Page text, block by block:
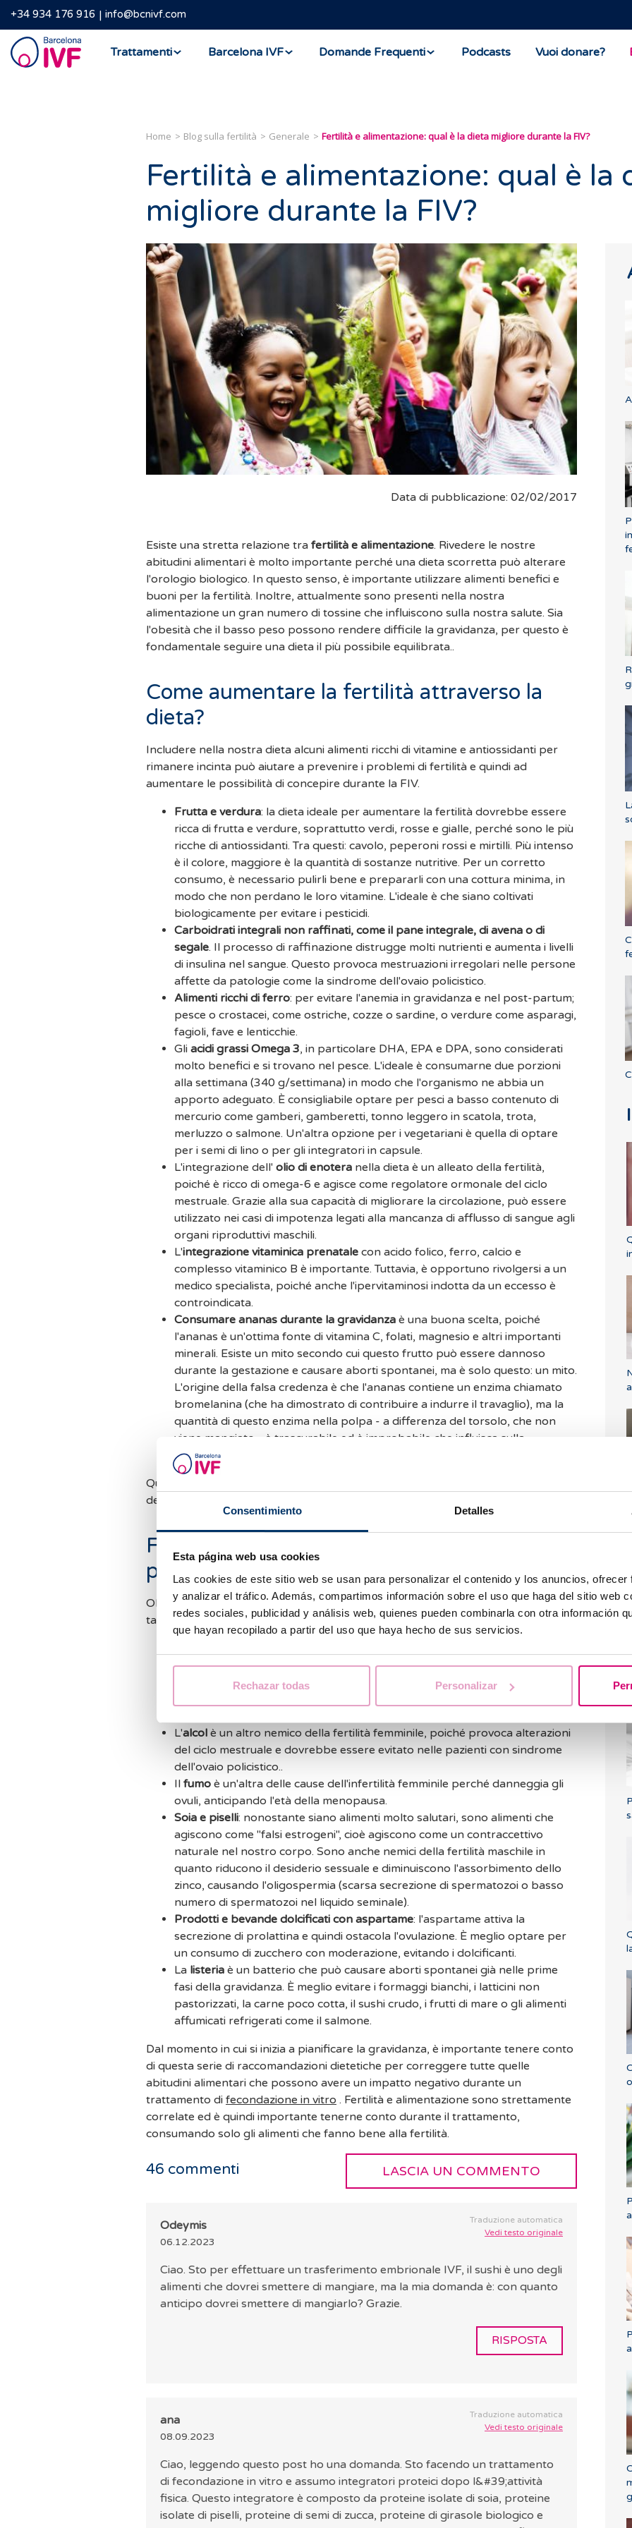
Consentimiento Detalles
Esta página web usa cookies
Las cookies de este sitio web se usan para personalizar el contenido y los anuncios,
y analizar el tráfico. Además, compartimos información sobre el uso que haga del sitio web
redes sociales, publicidad y análisis web, quienes pueden combinarla con otra información
que hayan recopilado a partir del uso que haya hecho de sus servicios.
Rechazar todas Personalizar
+34 934 176 916 info@bcnivf.com
Barcelona
IVF
Trattamenti Barcelona IVF Domande Frequenti Podcasts Vuoi donare?
Home Blog sulla fertilità Generale Fertilità e alimentazione: qual è la dieta migliore durante la FIV?
Fertilità e alimentazione: qual è la
migliore durante la FIV?
Data di pubblicazione: 02/02/2017
Esiste una stretta relazione tra fertilità e alimentazione. Rivedere le nostre
abitudini alimentari è molto importante perché una dieta scorretta può alterare
l'orologio biologico. In questo senso, è importante utilizzare alimenti benefici e
buoni per la fertilità. Inoltre, attualmente sono presenti nella nostra
alimentazione un gran numero di tossine che influiscono sulla nostra salute. Sia
l'obesità che il basso peso possono rendere difficile la gravidanza, per questo è
fondamentale seguire una dieta il più possibile equilibrata..
Come aumentare la fertilità attraverso la
dieta?
Includere nella nostra dieta alcuni alimenti ricchi di vitamine e antiossidanti per
rimanere incinta può aiutare a prevenire i problemi di fertilità e quindi ad
aumentare le possibilità di concepire durante la FIV.
Frutta e verdura: la dieta ideale per aumentare la fertilità dovrebbe essere
ricca di frutta e verdure, soprattutto verdi, rosse e gialle, perché sono le più
ricche di antiossidanti. Tra questi: cavolo, peperoni rossi e mirtilli. Più intenso
è il colore, maggiore è la quantità di sostanze nutritive. Per un corretto
consumo, è necessario pulirli bene e prepararli con una cottura minima, in
modo che non perdano le loro vitamine. L'ideale è che siano coltivati
biologicamente per evitare i pesticidi.
Carboidrati integrali non raffinati, come il pane integrale, di avena o di
segale. Il processo di raffinazione distrugge molti nutrienti e aumenta i livelli
di insulina nel sangue. Questo provoca mestruazioni irregolari nelle persone
affette da patologie come la sindrome dell'ovaio policistico.
Alimenti ricchi di ferro: per evitare l'anemia in gravidanza e nel post-partum;
pesce o crostacei, come ostriche, cozze o sardine, o verdure come asparagi,
fagioli, fave e lenticchie.
Gli acidi grassi Omega 3, in particolare DHA, EPA e DPA, sono considerati
molto benefici e si trovano nel pesce. L'ideale è consumarne due porzioni
alla settimana (340 g/settimana) in modo che l'organismo ne abbia un
apporto adeguato. È consigliabile optare per pesci a basso contenuto di
mercurio come gamberi, gamberetti, tonno leggero in scatola, trota,
merluzzo o salmone. Un'altra opzione per i vegetariani è quella di optare
per i semi di lino o per gli integratori in capsule.
L'integrazione dell' olio di enotera nella dieta è un alleato della fertilità,
poiché è ricco di omega-6 e agisce come regolatore ormonale del ciclo
mestruale. Grazie alla sua capacità di migliorare la circolazione, può essere
utilizzato nei casi di impotenza legati alla mancanza di afflusso di sangue agli
organi riproduttivi maschili.
L'integrazione vitaminica prenatale con acido folico, ferro, calcio e
complesso vitaminico B è importante. Tuttavia, è opportuno rivolgersi a un
medico specialista, poiché anche l'ipervitaminosi indotta da un eccesso è
controindicata.
Consumare ananas durante la gravidanza è una buona scelta, poiché
l'ananas è un'ottima fonte di vitamina C, folati, magnesio e altri importanti
minerali. Esiste un mito secondo cui questo frutto può essere dannoso
durante la gestazione e causare aborti spontanei, ma è solo questo: un mito.
L'origine della falsa credenza è che l'ananas contiene un enzima chiamato
bromelanina (che ha dimostrato di contribuire a indurre il travaglio), ma la
quantità di questo enzima nella polpa - a differenza del torsolo, che non
viene mangiato - è trascurabile ed è improbabile che influisca sulla
gravidanza.
Questi alimenti sono una scelta eccellente sia per favorire l'impianto
dell'embrione e l'ovulazione, sia perchè sani ed equilibrati.
Fertilità e alimentazione: quali alimenti
possono essere dannosi?
Oltre a integrare nuovi alimenti, è importante limitarne altri come caffè, alcol e
tabacco. Fertilità e alimentazione sono correlate e quindi è importante evitarle:
fertilità. A causa del suo effetto vasocostrittore sul sangue, può ostacolare
l'impianto dell'embrione nell'utero. È inoltre importante evitare grandi
L'alcol è un altro nemico della fertilità femminile, poiché provoca alterazioni
del ciclo mestruale e dovrebbe essere evitato nelle pazienti con sindrome
dell'ovaio policistico..
Il fumo è un'altra delle cause dell'infertilità femminile perché danneggia gli
ovuli, anticipando l'età della menopausa.
Soia e piselli: nonostante siano alimenti molto salutari, sono alimenti che
agiscono come "falsi estrogeni", cioè agiscono come un contraccettivo
naturale nel nostro corpo. Sono anche nemici della fertilità maschile in
quanto riducono il desiderio sessuale e diminuiscono l'assorbimento dello
zinco, causando l'oligospermia (scarsa secrezione di spermatozoi o basso
numero di spermatozoi nel liquido seminale).
Prodotti e bevande dolcificati con aspartame: l'aspartame attiva la
secrezione di prolattina e quindi ostacola l'ovulazione. È meglio optare per
un consumo di zucchero con moderazione, evitando i dolcificanti.
La listeria è un batterio che può causare aborti spontanei già nelle prime
fasi della gravidanza. È meglio evitare i formaggi bianchi, i latticini non
pastorizzati, la carne poco cotta, il sushi crudo, i frutti di mare o gli alimenti
affumicati refrigerati come il salmone.
Dal momento in cui si inizia a pianificare la gravidanza, è importante tenere conto
di questa serie di raccomandazioni dietetiche per correggere tutte quelle
abitudini alimentari che possono avere un impatto negativo durante un
trattamento di fecondazione in vitro . Fertilità e alimentazione sono strettamente
correlate ed è quindi importante tenerne conto durante il trattamento,
consumando solo gli alimenti che fanno bene alla fertilità.
LASCIA UN COMMENTO
46 commenti
Traduzione automatica
Vedi testo originale
Odeymis
06.12.2023
Ciao. Sto per effettuare un trasferimento embrionale IVF, il sushi è uno degli
alimenti che dovrei smettere di mangiare, ma la mia domanda è: con quanto
anticipo dovrei smettere di mangiarlo? Grazie.
RISPOSTA
Traduzione automatica
Vedi testo originale
ana
08.09.2023
Ciao, leggendo questo post ho una domanda. Sto facendo un trattamento
di fecondazione in vitro e assumo integratori proteici dopo l&#39;attività
fisica. Questo integratore è composto da proteine isolate di soia, proteine
isolate di piselli, proteine di semi di zucca, proteine di girasole biologico e